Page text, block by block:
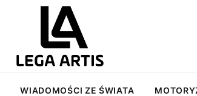
WIADOMOŚCI ZE ŚWIATA